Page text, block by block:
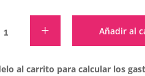
Añadir al
al carrito para calcular los